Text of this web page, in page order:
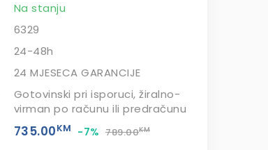
Na stanju
6329
24-48h
24 MJESECA GARANCIJE
Gotovinski pri isporuci, žiralno-
virman po računu ili predračunu
735.00KM -7% 789.00KM